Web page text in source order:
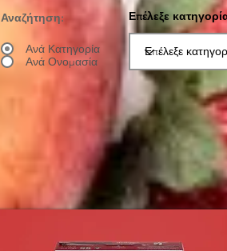
Επέλεξε
Αναζήτηση:
Ανά Κατηγορία
Ανά Ονομασία